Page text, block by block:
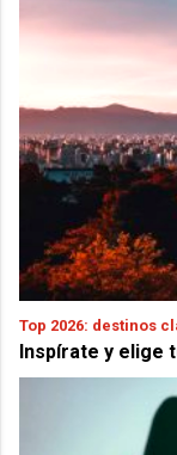
Top 2026: destinos
Inspírate y elige